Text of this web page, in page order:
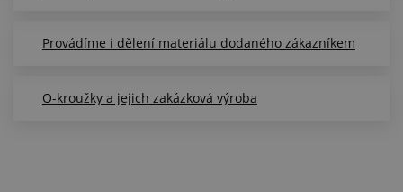
Provádíme i dělení materiálu dodaného zákazníkem
O-kroužky a jejich zakázková výroba